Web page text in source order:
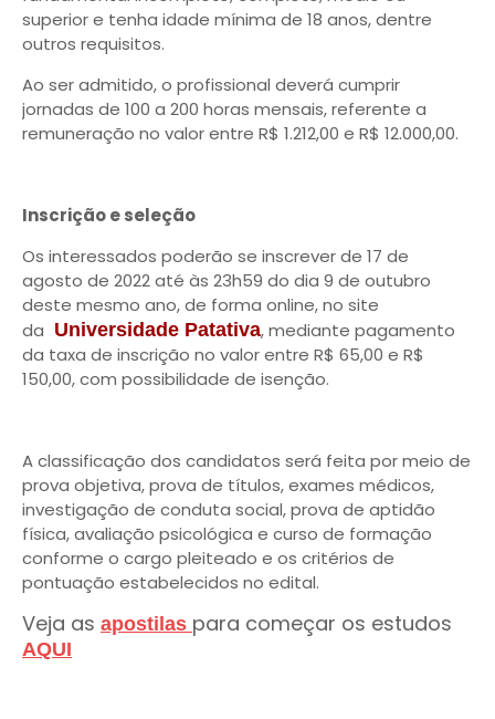
superior e tenha idade mínima de 18 anos, dentre
outros requisitos.
Ao ser admitido, o profissional deverá cumprir
jornadas de 100 a 200 horas mensais, referente a
remuneração no valor entre R$ 1.212,00 e R$ 12.000,00.
Inscrição e seleção
Os interessados poderão se inscrever de 17 de
agosto de 2022 até às 23h59 do dia 9 de outubro
deste mesmo ano, de forma online, no site
da Universidade Patativa, mediante pagamento
da taxa de inscrição no valor entre R$ 65,00 e R$
150,00, com possibilidade de isenção.
A classificação dos candidatos será feita por meio de
prova objetiva, prova de títulos, exames médicos,
investigação de conduta social, prova de aptidão
física, avaliação psicológica e curso de formação
conforme o cargo pleiteado e os critérios de
pontuação estabelecidos no edital.
Veja as apostilas para começar os estudos
AQUI